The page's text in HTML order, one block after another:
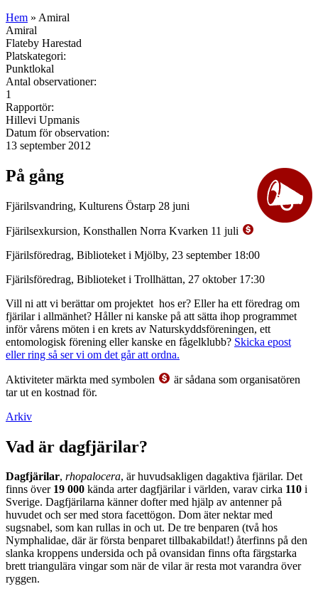
Hem » Amiral
Amiral
Flateby Harestad
Platskategori:
Punktlokal
Antal observationer:
1
Rapportör:
Hillevi Upmanis
Datum för observation:
13 september 2012
På gång
Fjärilsvandring, Kulturens Östarp 28 juni
Fjärilsexkursion, Konsthallen Norra Kvarken 11 juli
Fjärilsföredrag, Biblioteket i Mjölby, 23 september 18:00
Fjärilsföredrag, Biblioteket i Trollhättan, 27 oktober 17:30
Vill ni att vi berättar om projektet hos er? Eller ha ett föredrag om
fjärilar i allmänhet? Håller ni kanske på att sätta ihop programmet
inför vårens möten i en krets av Naturskyddsföreningen, ett
entomologisk förening eller kanske en fågelklubb? Skicka epost
eller ring så ser vi om det går att ordna.
Aktiviteter märkta med symbolen
är sådana som organisatören
tar ut en kostnad för.
Arkiv
Vad är dagfjärilar?
Dagfjärilar, rhopalocera, är huvudsakligen dagaktiva fjärilar. Det
finns över 19 000 kända arter dagfjärilar i världen, varav cirka 110 i
Sverige. Dagfjärilarna känner dofter med hjälp av antenner på
huvudet och ser med stora facettögon. Dom äter nektar med
sugsnabel, som kan rullas in och ut. De tre benparen (två hos
Nymphalidae, där är första benparet tillbakabildat!) återfinns på den
slanka kroppens undersida och på ovansidan finns ofta färgstarka
brett triangulära vingar som när de vilar är resta mot varandra över
ryggen.